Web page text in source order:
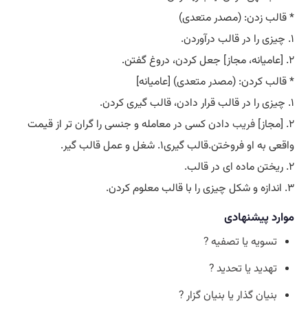
* قالب زدن: (مصدر متعدی)
۱. چیزی را در قالب درآوردن.
۲. [عامیانه، مجاز] جعل کردن، دروغ گفتن.
* قالب کردن: (مصدر متعدی) [عامیانه]
۱. چیزی را در قالب قرار دادن، قالب گیری کردن.
۲. [مجاز]
فریب دادن کسی در معامله و جنسی را گران تر از قیمت
واقعی به او فروختن.قالب گیری۱. شغل و عمل قالب گیر.
۲. ریختن ماده ای در قالب.
۳. اندازه و شکل چیزی را با قالب معلوم کردن.
موارد پیشنهادی
تسویه یا تصفیه ?
تهدید یا تحدید ?
بنیان گذار یا بنیان گزار ?